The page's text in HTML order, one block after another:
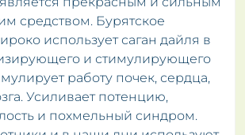
средством. Бурятское
использует саган дайля в
и стимулирующего
работу почек, сердца,
Усиливает потенцию,
и похмельный синдром.